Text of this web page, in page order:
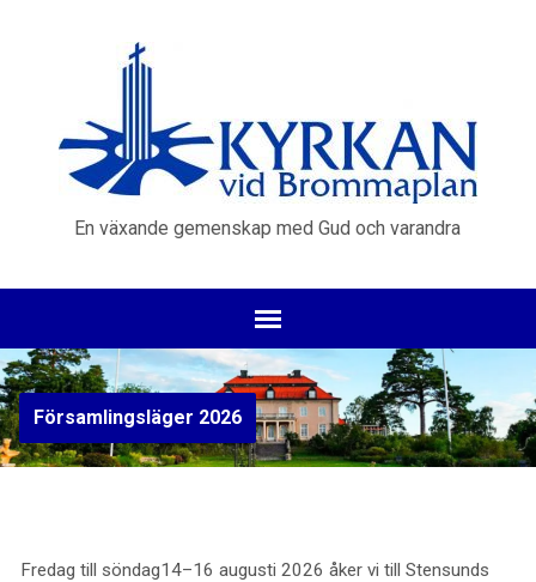
En växande gemenskap med Gud och varandra
Församlingsläger 2026
Fredag till söndag14–16 augusti 2026 åker vi till Stensunds